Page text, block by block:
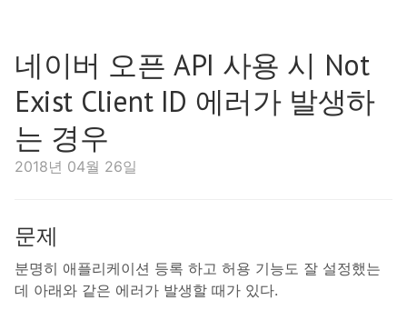
네이버 오픈 API 사용 시 Not
Exist Client ID 에러가 발생하
는 경우
2018년 04월 26일
문제
분명히 애플리케이션 등록 하고 허용 기능도 잘 설정했는
데 아래와 같은 에러가 발생할 때가 있다.